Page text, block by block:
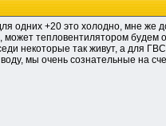
одних +20 это холодно, мне же
может тепловентилятором
некоторые так живут, а для
мы очень сознательные на